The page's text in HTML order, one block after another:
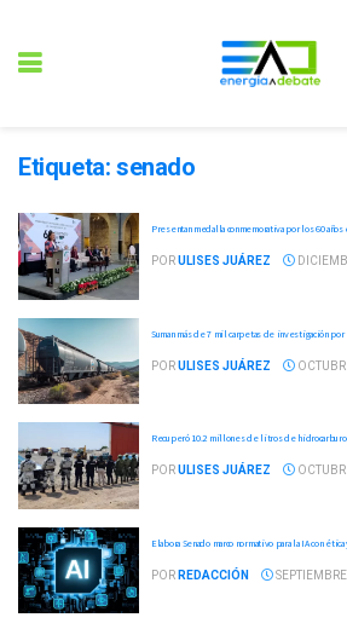
Etiqueta: senado
Presentan medalla conmemorativa por los 60
PORULISES JUÁREZ
Suman más de 7 mil carpetas de investigación por
PORULISES JUÁREZ
Recuperó 10.2 millones de litros de
PORULISES JUÁREZ
Elabora Senado marco normativo para la IA con
POR REDACCIÓN